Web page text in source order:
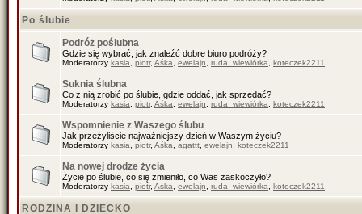
Po ślubie
Podróż poślubna
Gdzie się wybrać, jak znaleźć dobre biuro podróży?
Moderatorzy kasia piotr, Aśka ewelajn ruda_wiewiórka koteczek2211
Suknia ślubna
Co z nią zrobić po ślubie, gdzie oddać, jak sprzedać?
Moderatorzy kasia piotr, Aśka ewelajn ruda_wiewiórka koteczek2211
Wspomnienie z Waszego ślubu
Jak przeżyliście najważniejszy dzień w Waszym życiu?
Moderatorzy kasia piotr, Aśka agattt ewelajn koteczek2211
Na nowej drodze życia
Życie po ślubie, co się zmieniło, co Was zaskoczyło?
Moderatorzy kasia piotr, Aśka ewelajn ruda_wiewiórka koteczek2211
RODZINA I DZIECKO